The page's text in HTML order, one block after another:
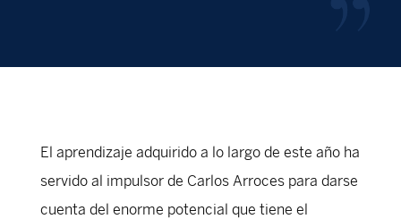
El aprendizaje adquirido a lo largo de este año ha
servido al impulsor de Carlos Arroces para darse
cuenta del enorme potencial que tiene el